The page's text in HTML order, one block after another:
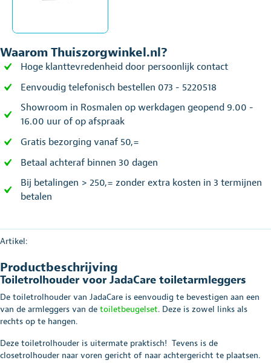
Waarom Thuiszorgwinkel.nl?
Hoge klanttevredenheid door persoonlijk contact
Eenvoudig telefonisch bestellen 073 - 5220518
Showroom in Rosmalen op werkdagen geopend 9.00 -
16.00 uur of op afspraak
Gratis bezorging vanaf 50,=
Betaal achteraf binnen 30 dagen
Bij betalingen > 250,= zonder extra kosten in 3 termijnen
betalen
Artikel:
Productbeschrijving
Toiletrolhouder voor JadaCare toiletarmleggers
De toiletrolhouder van JadaCare is eenvoudig te bevestigen aan een
van de armleggers van de toiletbeugelset. Deze is zowel links als
rechts op te hangen.
Deze toiletrolhouder is uitermate praktisch! Tevens is de
closetrolhouder naar voren gericht of naar achtergericht te plaatsen.